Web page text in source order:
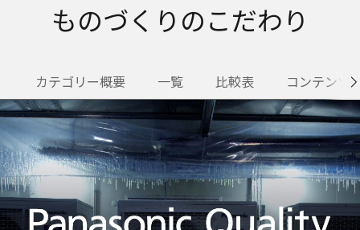
ものづくりのこだわり
カテゴリー概要 一覧 比較表 コンテンツ